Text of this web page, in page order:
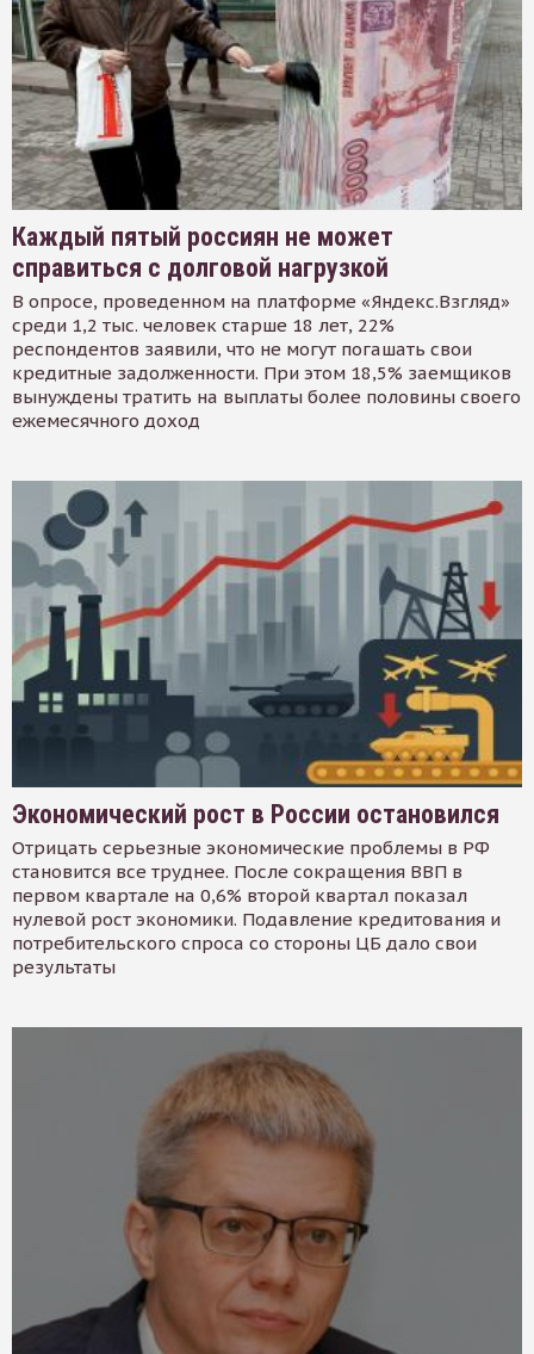
Каждый пятый россиян не может
справиться с долговой нагрузкой
В опросе, проведенном на платформе «Яндекс.Взгляд»
среди 1,2 тыс. человек старше 18 лет, 22%
респондентов заявили, что не могут погашать свои
кредитные задолженности. При этом 18,5% заемщиков
вынуждены тратить на выплаты более половины своего
ежемесячного доход
Экономический рост в России остановился
Отрицать серьезные экономические проблемы в РФ
становится все труднее. После сокращения ВВП в
первом квартале на 0,6% второй квартал показал
нулевой рост экономики. Подавление кредитования и
потребительского спроса со стороны ЦБ дало свои
результаты